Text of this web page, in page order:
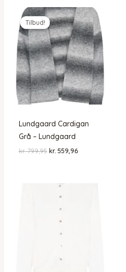
Tilbud!
Tilbud!
Lundgaard Cardigan
Grå – Lundgaard
kr.799,95 Den
kr. 799,95.
kr. 559,96Den